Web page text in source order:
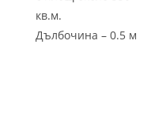
кв.м.
Дълбочина – 0.5 м